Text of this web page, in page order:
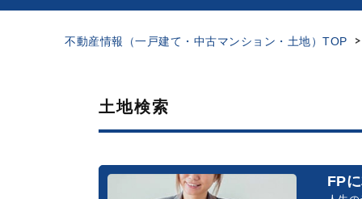
不動産情報（一戸建て・中古マンション・土地）TOP
土地検索
FP